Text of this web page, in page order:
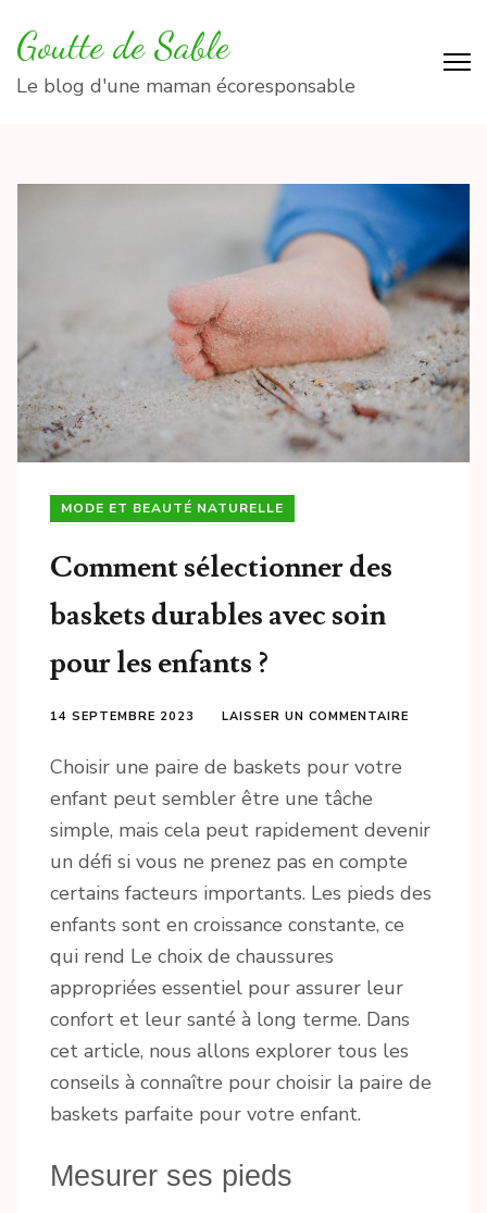
au
contenu
Goutte de Sable
Le blog d'une maman écoresponsable
MODE ET BEAUTÉ NATURELLE
Comment sélectionner des
baskets durables avec soin
pour les enfants ?
14 SEPTEMBRE 2023 LAISSER UN COMMENTAIRE
Choisir une paire de baskets pour votre
enfant peut sembler être une tâche
simple, mais cela peut rapidement devenir
un défi si vous ne prenez pas en compte
certains facteurs importants. Les pieds des
enfants sont en croissance constante, ce
qui rend Le choix de chaussures
appropriées essentiel pour assurer leur
confort et leur santé à long terme. Dans
cet article, nous allons explorer tous les
conseils à connaître pour choisir la paire de
baskets parfaite pour votre enfant.
Mesurer ses pieds